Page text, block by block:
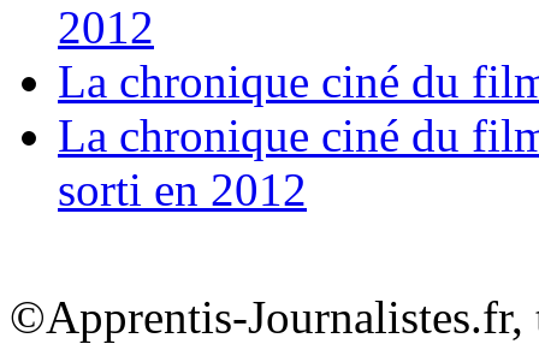
2012
La chronique ciné du
La chronique ciné du
sorti en 2012
©Apprentis-